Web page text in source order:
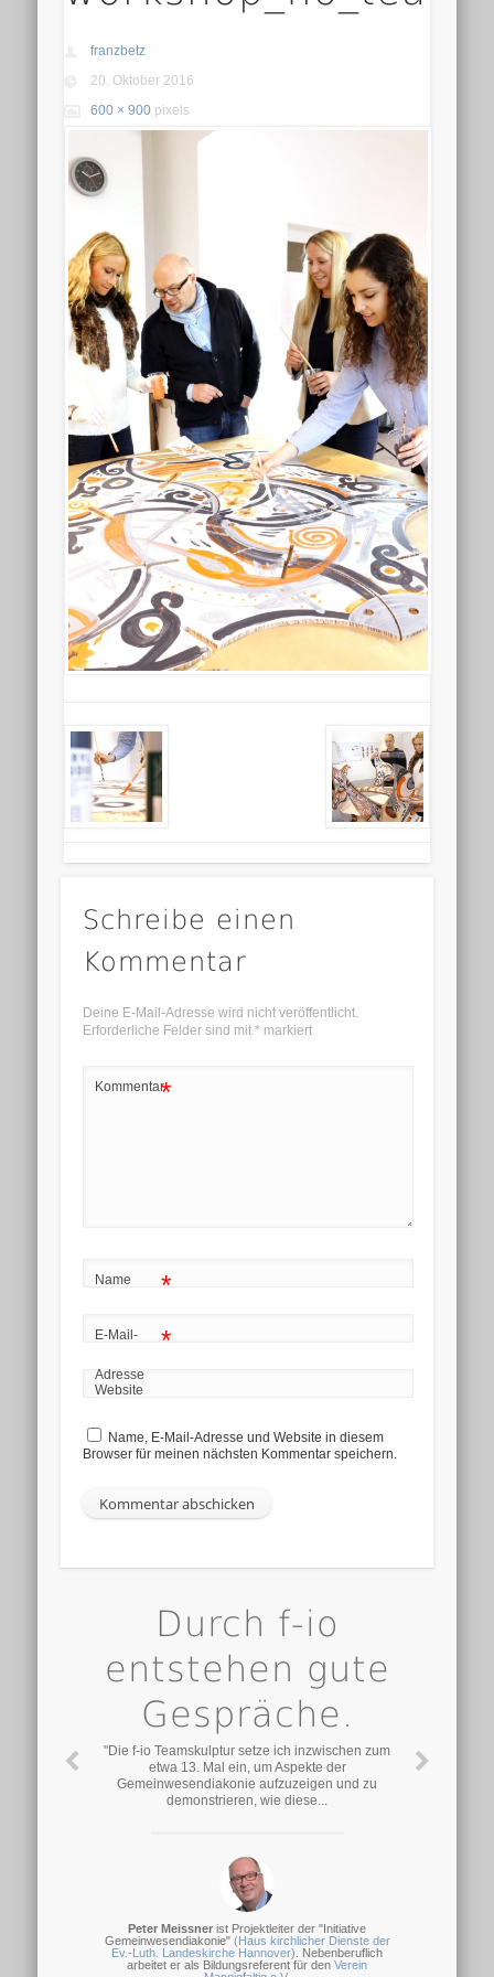
franzbetz
20. Oktober 2016
600 × 900 pixels
Schreibe einen
Kommentar
Deine E-Mail-Adresse wird nicht veröffentlicht.
Erforderliche Felder sind mit *markiert
Kommentar*
Name *
E-Mail-
Adresse
*
Website
Name, E-Mail-Adresse und Website in diesem
Browser für meinen nächsten Kommentar speichern.
Durch f-io
entstehen gute
Gespräche.
"Die f-io Teamskulptur setze ich inzwischen zum
etwa 13. Mal ein, um Aspekte der
Gemeinwesendiakonie aufzuzeigen und zu
demonstrieren, wie diese...
Peter Meissner ist Projektleiter der "Initiative
Gemeinwesendiakonie" (Haus kirchlicher Dienste der
Ev.-Luth. Landeskirche Hannover). Nebenberuflich
arbeitet er als Bildungsreferent für den Verein